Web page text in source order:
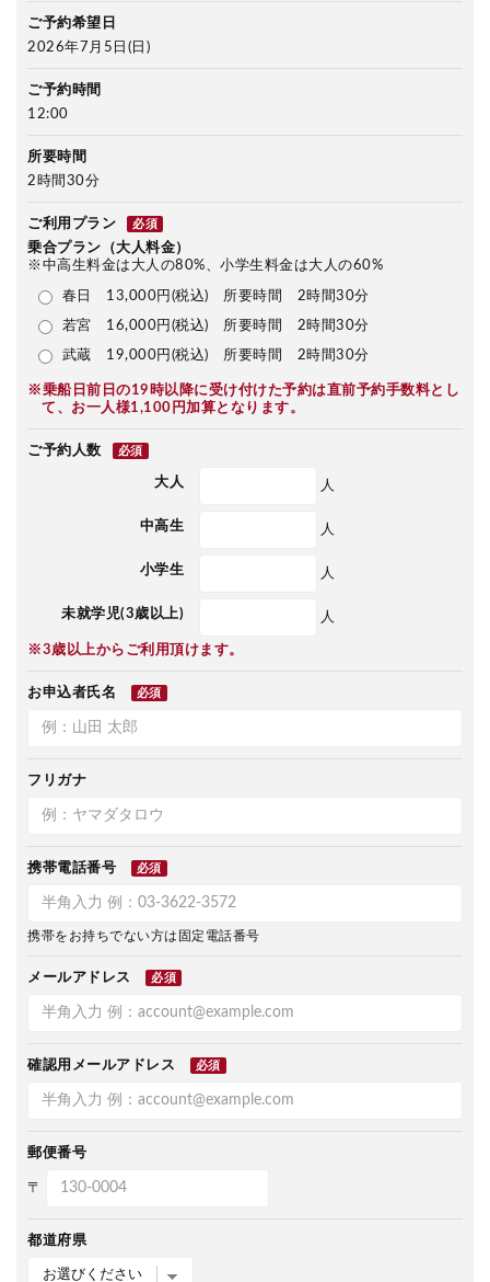
ご予約希望日
2026年7月5日(日)
ご予約時間
12:00
所要時間
2時間30分
ご利用プラン 必須
乗合プラン（大人料金）
※中高生料金は大人の80%、小学生料金は大人の60%
春日 13,000円(税込) 所要時間 2時間30分
若宮 16,000円(税込) 所要時間 2時間30分
武蔵 19,000円(税込) 所要時間 2時間30分
※乗船日前日の19時以降に受け付けた予約は直前予約手数料とし
て、お一人様1,100円加算となります。
ご予約人数 必須
大人 人
中高生 人
小学生 人
未就学児(3歳以上) 人
※3歳以上からご利用頂けます。
お申込者氏名 必須
フリガナ
携帯電話番号 必須
携帯をお持ちでない方は固定電話番号
メールアドレス 必須
確認用メールアドレス 必須
郵便番号
〒
都道府県